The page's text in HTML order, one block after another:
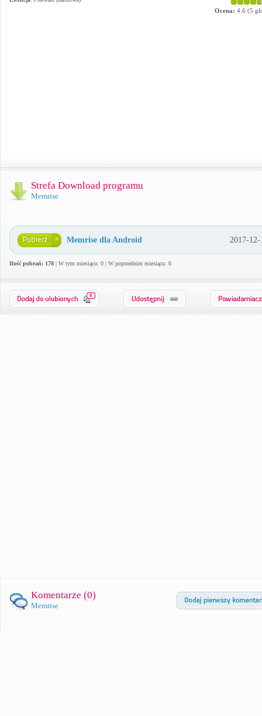
Ocena: 4.6 (5
Strefa Download programu
Memrise
Memrise dla Android 2017-12-
Ilość pobrań: 178 | W tym miesiącu: 0 | W poprzednim miesiącu: 0
0
Komentarze (0)
Memrise